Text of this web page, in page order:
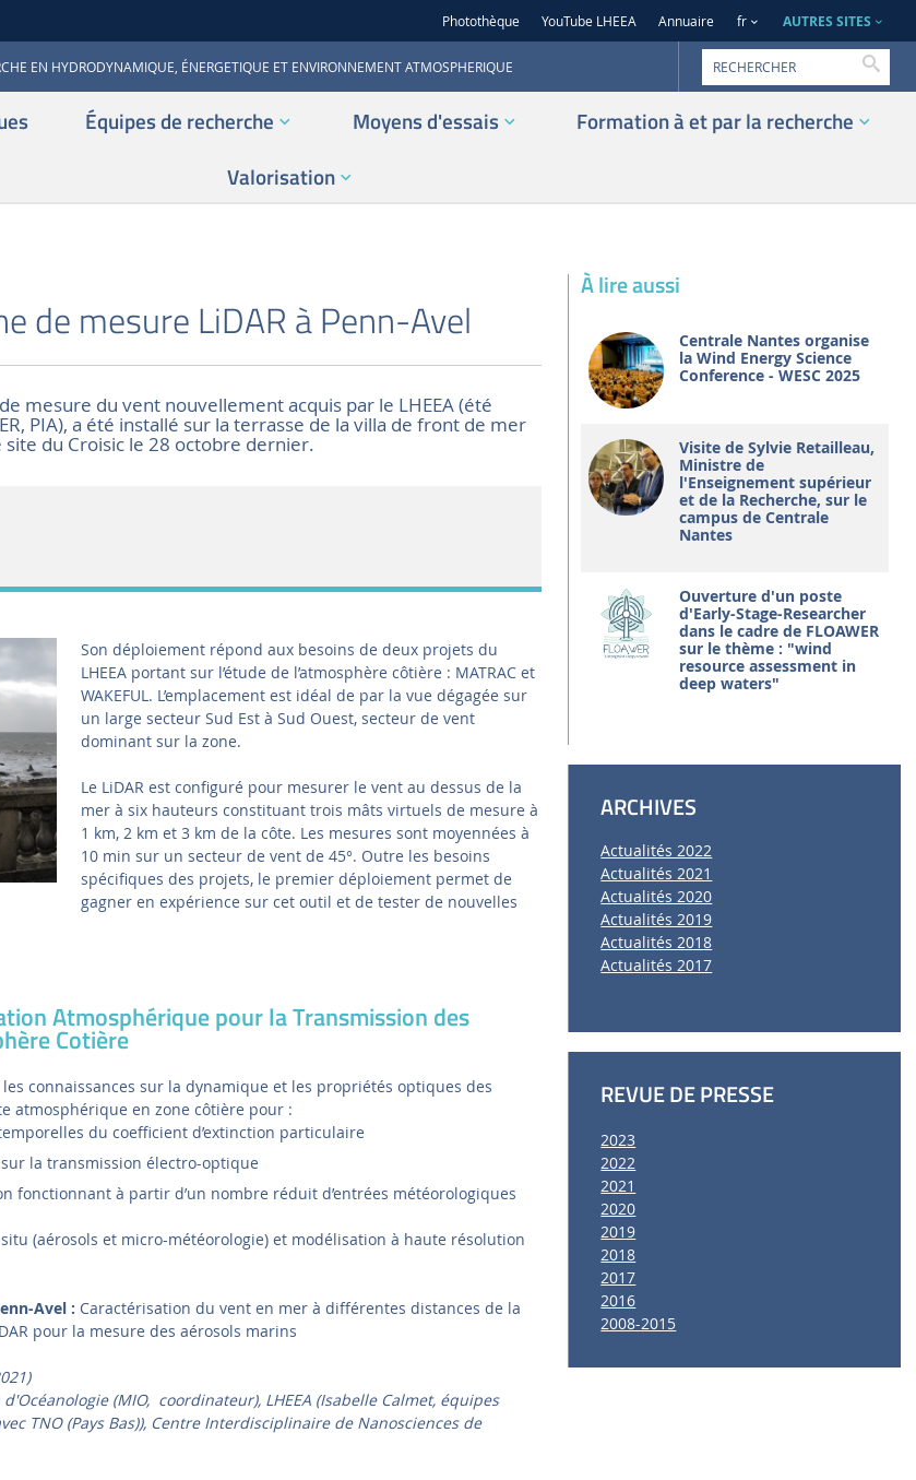
Photothèque YouTube LHEEA Annuaire fr AUTRES SITES
EN HYDRODYNAMIQUE, ÉNERGETIQUE ET ENVIRONNEMENT ATMOSPHERIQUE
Équipes de recherche Moyens d'essais
Formation à et par la recherche
Valorisation
de mesure LiDAR à Penn-Avel
mesure du vent nouvellement acquis par le LHEEA (été
PIA), a été installé sur la terrasse de la villa de front de mer
site du Croisic le 28 octobre dernier.
Son déploiement répond aux besoins de deux projets du
LHEEA portant sur l’étude de l’atmosphère côtière : MATRAC et
WAKEFUL. L’emplacement est idéal de par la vue dégagée sur
un large secteur Sud Est à Sud Ouest, secteur de vent
dominant sur la zone.
Le LiDAR est configuré pour mesurer le vent au dessus de la
mer à six hauteurs constituant trois mâts virtuels de mesure à
1 km, 2 km et 3 km de la côte. Les mesures sont moyennées à
10 min sur un secteur de vent de 45°. Outre les besoins
spécifiques des projets, le premier déploiement permet de
gagner en expérience sur cet outil et de tester de nouvelles
Atmosphérique pour la Transmission des
Cotière
connaissances sur la dynamique et les propriétés optiques des
atmosphérique en zone côtière pour :
du coefficient d’extinction particulaire
la transmission électro-optique
fonctionnant à partir d’un nombre réduit d’entrées météorologiques
(aérosols et micro-météorologie) et modélisation à haute résolution
Avel : Caractérisation du vent en mer à différentes distances de la
pour la mesure des aérosols marins
(MIO, coordinateur), LHEEA (Isabelle Calmet, équipes
TNO (Pays Bas)), Centre Interdisciplinaire de Nanosciences de
À lire aussi
Centrale Nantes organise
la Wind Energy Science
Conference - WESC 2025
Visite de Sylvie Retailleau,
Ministre de
l'Enseignement supérieur
et de la Recherche, sur le
campus de Centrale
Nantes
Ouverture d'un poste
d'Early-Stage-Researcher
dans le cadre de FLOAWER
sur le thème : "wind
resource assessment in
deep waters"
ARCHIVES
Actualités 2022
Actualités 2021
Actualités 2020
Actualités 2019
Actualités 2018
Actualités 2017
REVUE DE PRESSE
2023
2022
2021
2020
2019
2018
2017
2016
2008-2015